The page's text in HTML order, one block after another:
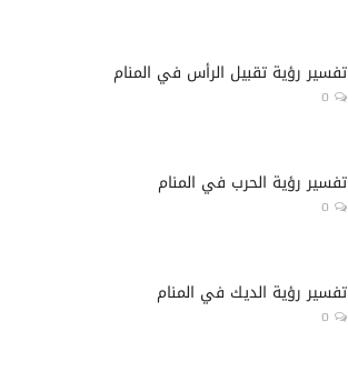
تفسير رؤية تقبيل الرأس في المنام
0
تفسير رؤية الحرب في المنام
0
تفسير رؤية الديك في المنام
0